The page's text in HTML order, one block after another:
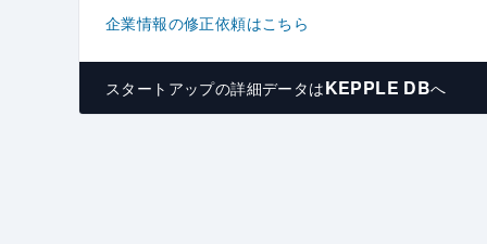
企業情報の修正依頼はこちら
スタートアップの詳細データはKEPPLE DBへ